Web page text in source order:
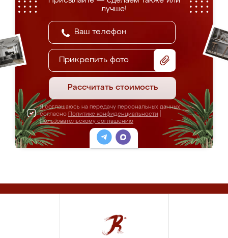
лучше!
Прикрепить фото
Рассчитать стоимость
Я соглашаюсь на передачу персональных данных
согласно Политике конфиденциальности
Пользовательскому соглашению